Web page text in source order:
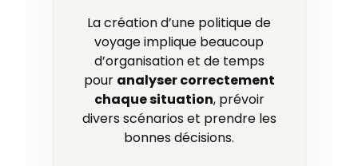
La création d’une politique de
voyage implique beaucoup
d’organisation et de temps
pour analyser correctement
chaque situation, prévoir
divers scénarios et prendre les
bonnes décisions.